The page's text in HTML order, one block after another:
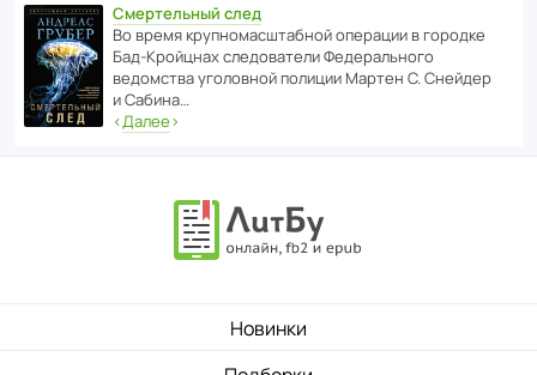
Смертельный след
Во время круп­но­мас­ш­та­бной операции в городке
Бад‑Крой­цнах следо­ва­тели Феде­раль­ного
ведомства уголо­вной полиции Мартен С. Снейдер
и Сабина…
‹Далее›
Новинки